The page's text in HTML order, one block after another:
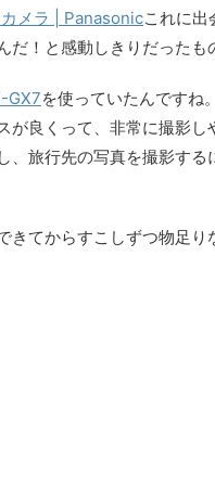
メラ | Panasonicこれに出
！と感動しきりだったも
GX7を使っていたんですね
良くって、非常に撮影し
、旅行先の写真を撮影す
てからすこしずつ物足り